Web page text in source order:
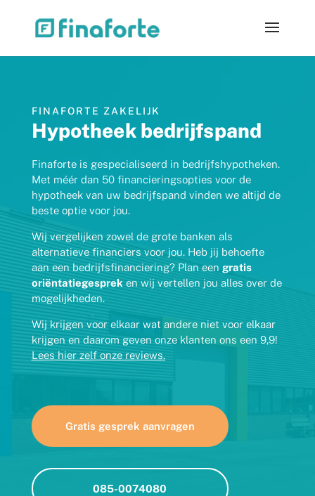
FINAFORTE ZAKELIJK
Hypotheek bedrijfspand
Finaforte is gespecialiseerd in bedrijfshypotheken.
Met méér dan 50 financieringsopties voor de
hypotheek van uw bedrijfspand vinden we altijd de
beste optie voor jou.
Wij vergelijken zowel de grote banken als
alternatieve financiers voor jou. Heb jij behoefte
aan een bedrijfsfinanciering? Plan een gratis
oriëntatiegespreken wij vertellen jou alles over de
mogelijkheden.
Wij krijgen voor elkaar wat andere niet voor elkaar
krijgen en daarom geven onze klanten ons een 9,9!
Lees hier zelf onze reviews.
Gratis gesprek aanvragen
085-0074080